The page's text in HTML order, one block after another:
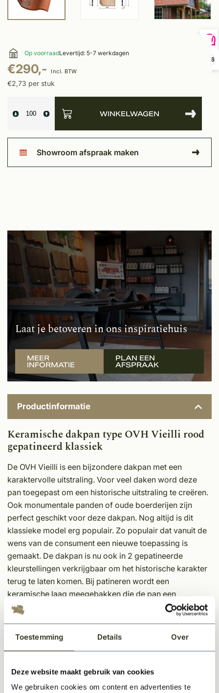
Toestemming Details Over
Deze website maakt gebruik van cookies
We gebruiken cookies om content en advertenties te
9,6
Op voorraadLevertijd: 5-7 werkdagen
€290,- Incl. BTW
€2,73 per stuk
WINKELWAGEN
Showroom afspraak maken
Laat je betoveren in ons inspiratiehuis
MEER
INFORMATIE
PLAN EEN
AFSPRAAK
Productinformatie
Keramische dakpan type OVH Vieilli rood
gepatineerd klassiek
De OVH Vieilli is een bijzondere dakpan met een
karaktervolle uitstraling. Voor veel daken word deze
pan toegepast om een historische uitstraling te creëren.
Ook monumentale panden of oude boerderijen zijn
perfect geschikt voor deze dakpan. Nog altijd is dit
klassieke model erg populair. Zo populair dat vanuit de
wens van de consument een nieuwe toepassing is
gemaakt. De dakpan is nu ook in 2 gepatineerde
kleurstellingen verkrijgbaar om het historische karakter
terug te laten komen. Bij patineren wordt een
keramische laag meegebakken die de pan een
historisch tintje geeft. Dat levert onder meer de prachtig
geschakeerde tinten oud rood en oud blauw op.
Kleur keramische dakpan type OVH Vieilli rood
gepatineerd
De 2 kleurtinten rood en grijs worden bepaald bij het